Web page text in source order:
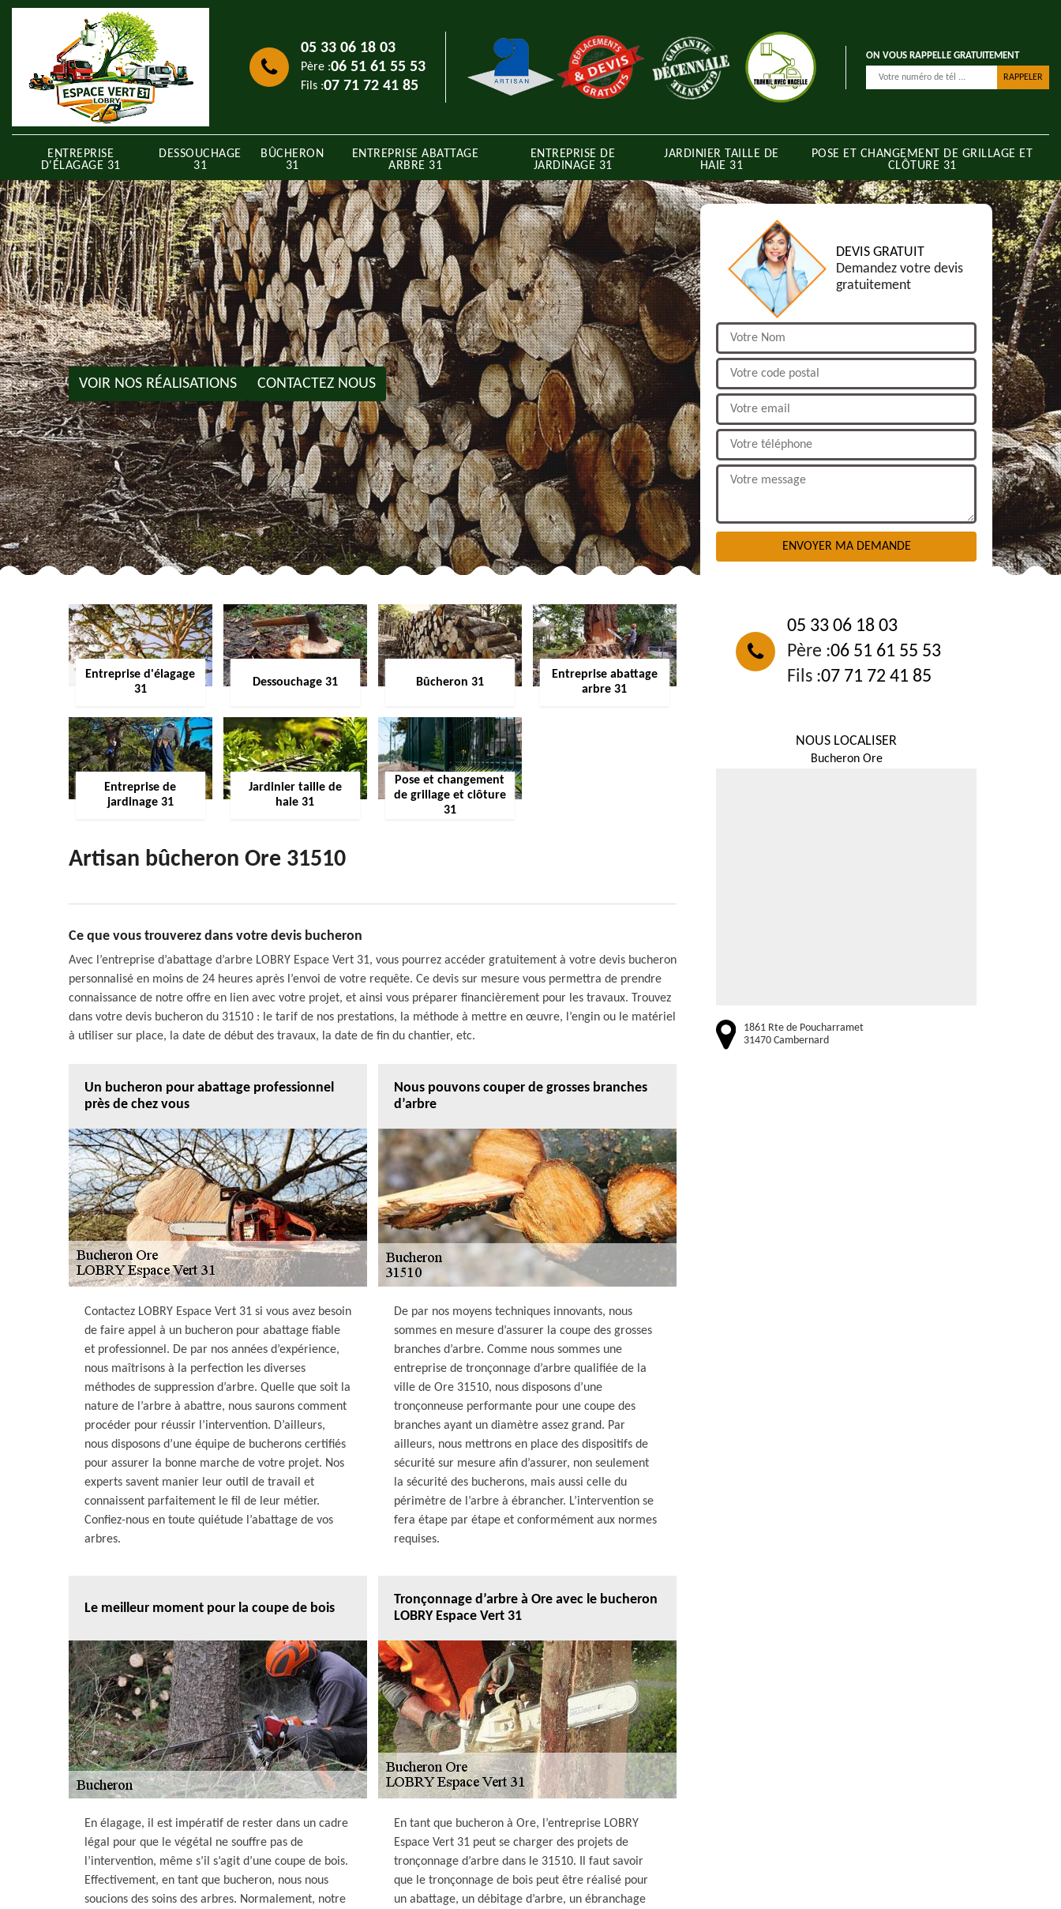
05 33 06 18 03
Père :06 51 61 55 53
Fils :07 71 72 41 85
ON VOUS RAPPELLE GRATUITEMENT
ENTREPRISE
D'ÉLAGAGE 31
DESSOUCHAGE
31
BÛCHERON
31
ENTREPRISE ABATTAGE
ARBRE 31
ENTREPRISE DE
JARDINAGE 31
JARDINIER TAILLE DE
HAIE 31
POSE ET CHANGEMENT DE GRILLAGE ET
CLÔTURE 31
VOIR NOS RÉALISATIONS CONTACTEZ NOUS
Entreprise d'élagage
31
Dessouchage 31 Bûcheron 31
Entreprise abattage
arbre 31
Entreprise de
jardinage 31
Jardinier taille de
haie 31
Pose et changement
de grillage et clôture
31
Artisan bûcheron Ore 31510
Ce que vous trouverez dans votre devis bucheron
Avec l’entreprise d’abattage d’arbre LOBRY Espace Vert 31, vous pourrez accéder gratuitement à votre devis bucheron
personnalisé en moins de 24 heures après l’envoi de votre requête. Ce devis sur mesure vous permettra de prendre
connaissance de notre offre en lien avec votre projet, et ainsi vous préparer financièrement pour les travaux. Trouvez
dans votre devis bucheron du 31510 : le tarif de nos prestations, la méthode à mettre en œuvre, l’engin ou le matériel
à utiliser sur place, la date de début des travaux, la date de fin du chantier, etc.
Un bucheron pour abattage professionnel
près de chez vous
Contactez LOBRY Espace Vert 31 si vous avez besoin
de faire appel à un bucheron pour abattage fiable
et professionnel. De par nos années d’expérience,
nous maîtrisons à la perfection les diverses
méthodes de suppression d’arbre. Quelle que soit la
nature de l’arbre à abattre, nous saurons comment
procéder pour réussir l’intervention. D’ailleurs,
nous disposons d’une équipe de bucherons certifiés
pour assurer la bonne marche de votre projet. Nos
experts savent manier leur outil de travail et
connaissent parfaitement le fil de leur métier.
Confiez-nous en toute quiétude l’abattage de vos
arbres.
Nous pouvons couper de grosses branches
d’arbre
De par nos moyens techniques innovants, nous
sommes en mesure d’assurer la coupe des grosses
branches d’arbre. Comme nous sommes une
entreprise de tronçonnage d’arbre qualifiée de la
ville de Ore 31510, nous disposons d’une
tronçonneuse performante pour une coupe des
branches ayant un diamètre assez grand. Par
ailleurs, nous mettrons en place des dispositifs de
sécurité sur mesure afin d’assurer, non seulement
la sécurité des bucherons, mais aussi celle du
périmètre de l’arbre à ébrancher. L’intervention se
fera étape par étape et conformément aux normes
requises.
Le meilleur moment pour la coupe de bois
En élagage, il est impératif de rester dans un cadre
légal pour que le végétal ne souffre pas de
l’intervention, même s’il s’agit d’une coupe de bois.
Effectivement, en tant que bucheron, nous nous
soucions des soins des arbres. Normalement, notre
Tronçonnage d’arbre à Ore avec le bucheron
LOBRY Espace Vert 31
En tant que bucheron à Ore, l’entreprise LOBRY
Espace Vert 31 peut se charger des projets de
tronçonnage d’arbre dans le 31510. Il faut savoir
que le tronçonnage de bois peut être réalisé pour
un abattage, un débitage d’arbre, un ébranchage
DEVIS GRATUIT
Demandez votre devis
gratuitement
05 33 06 18 03
Père :06 51 61 55 53
Fils :07 71 72 41 85
NOUS LOCALISER
Bucheron Ore
1861 Rte de Poucharramet
31470 Cambernard